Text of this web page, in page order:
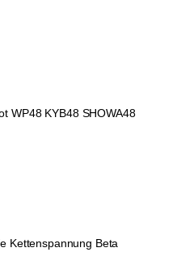
WP48 KYB48 SHOWA48
Kettenspannung Beta